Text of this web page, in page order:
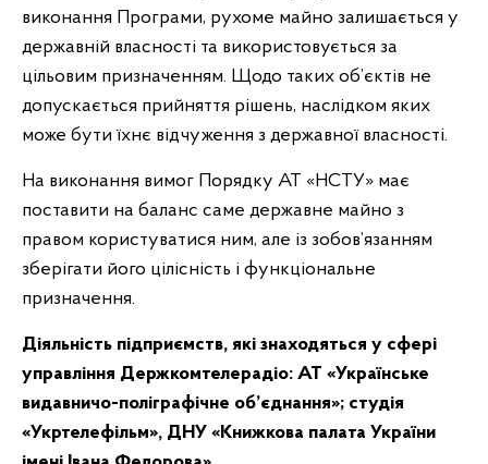
виконання Програми, рухоме майно залишається у
державній власності та використовується за
цільовим призначенням. Щодо таких об’єктів не
допускається прийняття рішень, наслідком яких
може бути їхнє відчуження з державної власності.
На виконання вимог Порядку АТ «НСТУ» має
поставити на баланс саме державне майно з
правом користуватися ним, але із зобов’язанням
зберігати його цілісність і функціональне
призначення.
Діяльність підприємств, які знаходяться у сфері
управління Держкомтелерадіо: АТ «Українське
видавничо-поліграфічне об’єднання»; студія
«Укртелефільм», ДНУ «Книжкова палата України